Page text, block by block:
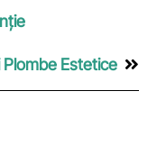
Estetice